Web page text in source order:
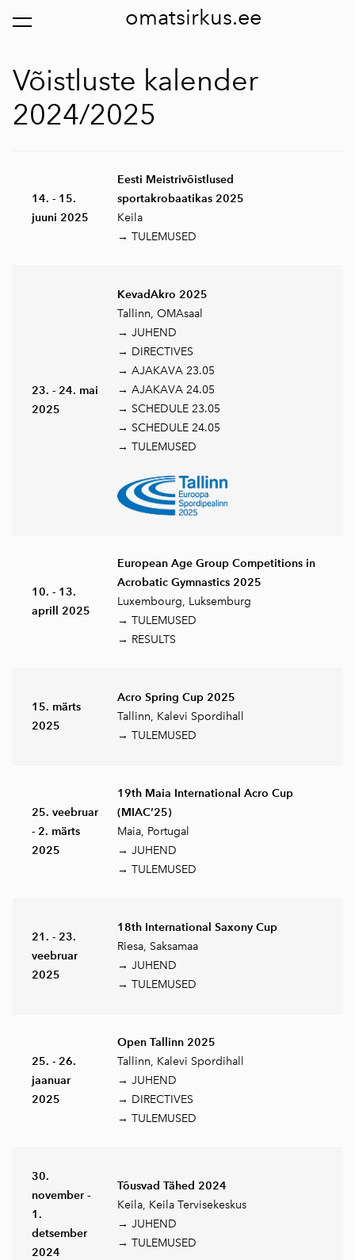
omatsirkus.ee
lisati ostukorvi. Vaata ostukorvi
Võistluste kalender
2024/2025
14. - 15.
juuni 2025
Eesti Meistrivõistlused
sportakrobaatikas 2025
Keila
→ TULEMUSED
23. - 24. mai
2025
KevadAkro 2025
Tallinn, OMAsaal
→ JUHEND
→ DIRECTIVES
→ AJAKAVA 23.05
→ AJAKAVA 24.05
→ SCHEDULE 23.05
→ SCHEDULE 24.05
→ TULEMUSED
10. - 13.
aprill 2025
European Age Group Competitions in
Acrobatic Gymnastics 2025
Luxembourg, Luksemburg
→ TULEMUSED
→ RESULTS
15. märts
2025
Acro Spring Cup 2025
Tallinn, Kalevi Spordihall
→ TULEMUSED
25. veebruar
- 2. märts
2025
19th Maia International Acro Cup
(MIAC’25)
Maia, Portugal
→ JUHEND
→ TULEMUSED
21. - 23.
veebruar
2025
18th International Saxony Cup
Riesa, Saksamaa
→ JUHEND
→ TULEMUSED
25. - 26.
jaanuar
2025
Open Tallinn 2025
Tallinn, Kalevi Spordihall
→ JUHEND
→ DIRECTIVES
→ TULEMUSED
30.
november -
1.
detsember
2024
Tõusvad Tähed 2024
Keila, Keila Tervisekeskus
→ JUHEND
→ TULEMUSED